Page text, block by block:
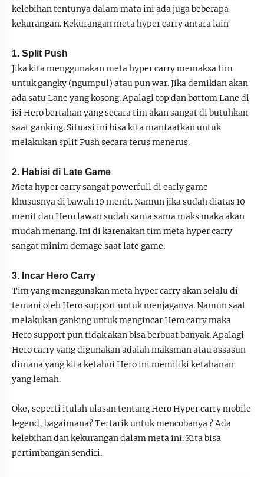
kelebihan tentunya dalam mata ini ada juga beberapa
kekurangan. Kekurangan meta hyper carry antara lain
1. Split Push
Jika kita menggunakan meta hyper carry memaksa tim
untuk gangky (ngumpul) atau pun war. Jika demikian akan
ada satu Lane yang kosong. Apalagi top dan bottom Lane di
isi Hero bertahan yang secara tim akan sangat di butuhkan
saat ganking. Situasi ini bisa kita manfaatkan untuk
melakukan split Push secara terus menerus.
2. Habisi di Late Game
Meta hyper carry sangat powerfull di early game
khususnya di bawah 10 menit. Namun jika sudah diatas 10
menit dan Hero lawan sudah sama sama maks maka akan
mudah menang. Ini di karenakan tim meta hyper carry
sangat minim demage saat late game.
3. Incar Hero Carry
Tim yang menggunakan meta hyper carry akan selalu di
temani oleh Hero support untuk menjaganya. Namun saat
melakukan ganking untuk mengincar Hero carry maka
Hero support pun tidak akan bisa berbuat banyak. Apalagi
Hero carry yang digunakan adalah maksman atau assasun
dimana yang kita ketahui Hero ini memiliki ketahanan
yang lemah.
Oke, seperti itulah ulasan tentang Hero Hyper carry mobile
legend, bagaimana? Tertarik untuk mencobanya ? Ada
kelebihan dan kekurangan dalam meta ini. Kita bisa
pertimbangan sendiri.